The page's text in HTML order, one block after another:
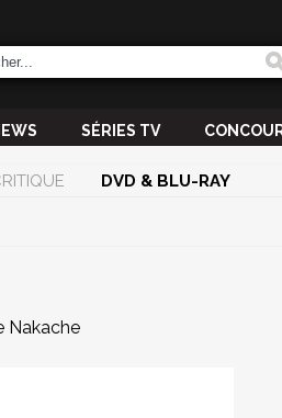
SÉRIES TV
DVD & BLU-RAY
Nakache